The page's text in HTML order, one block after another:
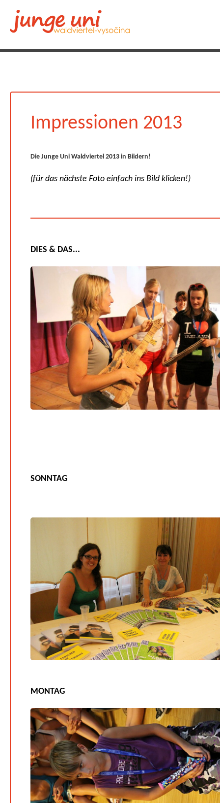
Impressionen 2013
Die Junge Uni Waldviertel 2013 in Bildern!
(für das nächste Foto einfach ins Bild klicken!)
DIES & DAS...
SONNTAG
MONTAG